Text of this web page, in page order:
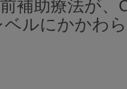
補助療法が、
ルにかかわ